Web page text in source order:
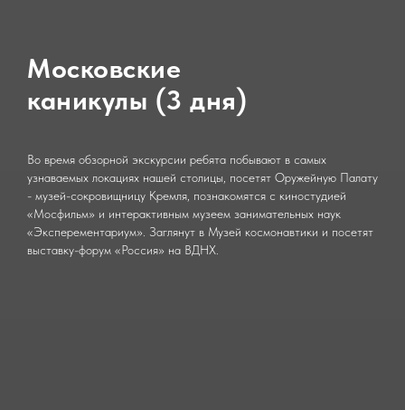
Московские
каникулы (3 дня)
Во время обзорной экскурсии ребята побывают в самых
узнаваемых локациях нашей столицы, посетят Оружейную Палату
- музей-сокровищницу Кремля, познакомятся с киностудией
«Мосфильм» и интерактивным музеем занимательных наук
«Эксперементариум». Заглянут в Музей космонавтики и посетят
выставку-форум «Россия» на ВДНХ.